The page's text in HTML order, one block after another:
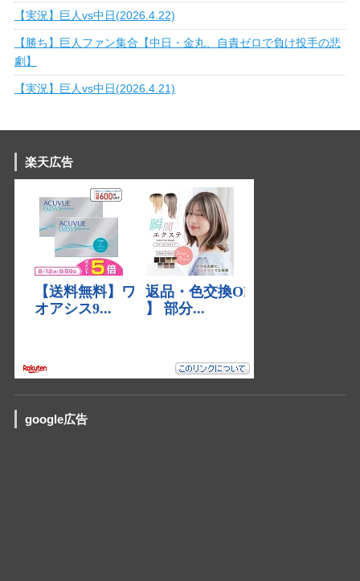
【実況】巨人vs中日(2026.4.22)
【勝ち】巨人ファン集合【中日・金丸、自責ゼロで負け投手の悲
劇】
【実況】巨人vs中日(2026.4.21)
楽天広告
google広告